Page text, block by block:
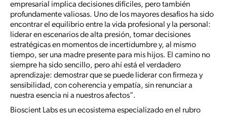
empresarial implica decisiones difíciles, pero también
profundamente valiosas. Uno de los mayores desafíos ha sido
encontrar el equilibrio entre la vida profesional y la personal:
liderar en escenarios de alta presión, tomar decisiones
estratégicas en momentos de incertidumbre y, al mismo
tiempo, ser una madre presente para mis hijos. El camino no
siempre ha sido sencillo, pero ahí está el verdadero
aprendizaje: demostrar que se puede liderar con firmeza y
sensibilidad, con coherencia y empatía, sin renunciar a
nuestra esencia ni a nuestros afectos”.
Bioscient Labs es un ecosistema especializado en el rubro